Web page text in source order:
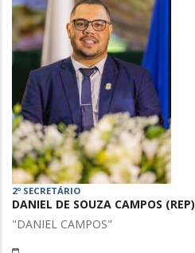
2º SECRETÁRIO
DANIEL DE SOUZA CAMPOS (REP)
"DANIEL CAMPOS"